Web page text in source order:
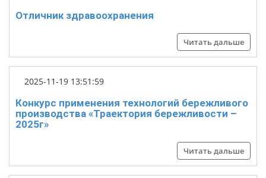
Отличник здравоохранения
Читать дальше
2025-11-19 13:51:59
Конкурс применения технологий бережливого
производства «Траектория бережливости –
2025г»
Читать дальше